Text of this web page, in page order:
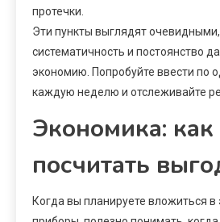
протечки.
Эти пункты выглядят
систематичность и постоянство
экономию. Попробуйте ввести по
каждую неделю и отслеживайте
Экономика: как
посчитать
Когда вы планируете вложиться